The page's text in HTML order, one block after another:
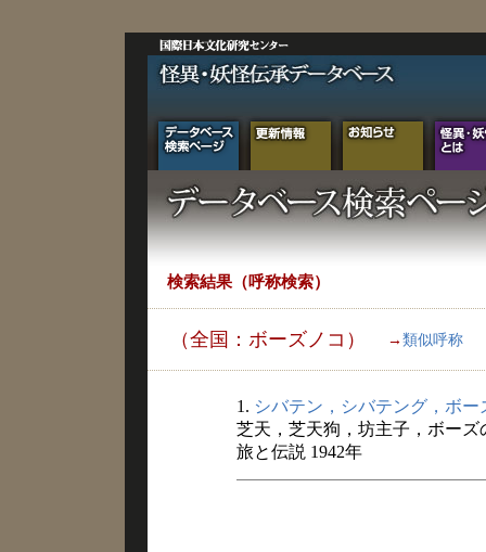
検索結果（呼称検索）
（全国：ボーズノコ） → 類似呼称
1. シバテン，シバテング，ボ
芝天，芝天狗，坊主子，ボーズ
旅と伝説 1942年